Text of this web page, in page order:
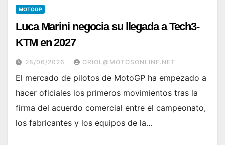
MOTOGP
Luca Marini negocia su llegada a Tech3-
KTM en 2027
28/06/2026 ORIOL@MOTOSONLINE.NET
El mercado de pilotos de MotoGP ha empezado a
hacer oficiales los primeros movimientos tras la
firma del acuerdo comercial entre el campeonato,
los fabricantes y los equipos de la…